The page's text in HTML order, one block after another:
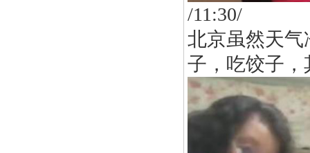
/11:30/
北京虽然天
子，吃饺子